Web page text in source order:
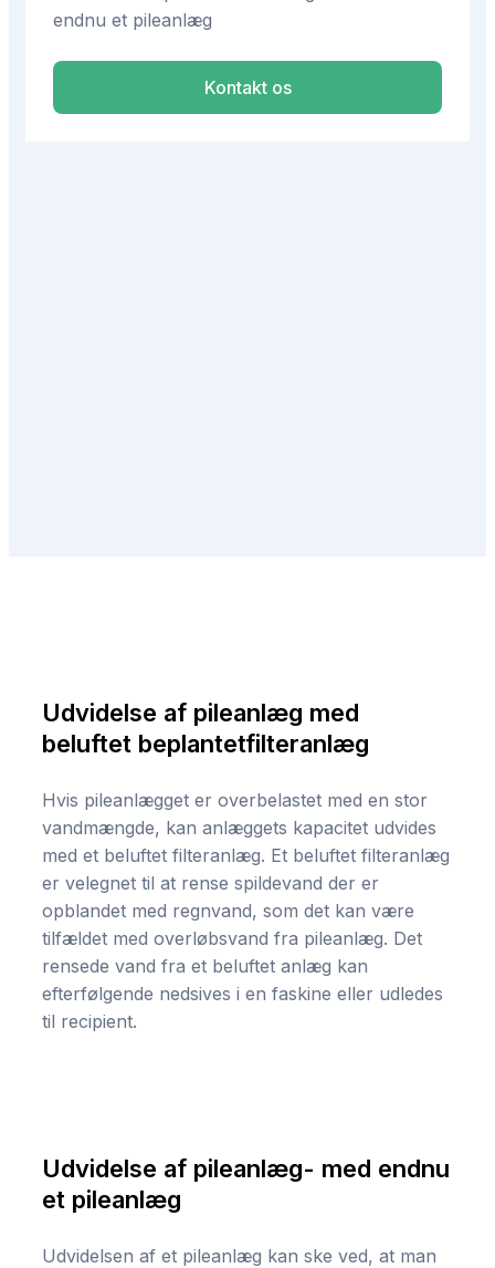
endnu et pileanlæg
Kontakt os
Udvidelse af pileanlæg med
beluftet beplantetfilteranlæg
Hvis pileanlægget er overbelastet med en stor
vandmængde, kan anlæggets kapacitet udvides
med et beluftet filteranlæg. Et beluftet filteranlæg
er velegnet til at rense spildevand der er
opblandet med regnvand, som det kan være
tilfældet med overløbsvand fra pileanlæg. Det
rensede vand fra et beluftet anlæg kan
efterfølgende nedsives i en faskine eller udledes
til recipient.
Udvidelse af pileanlæg- med endnu
et pileanlæg
Udvidelsen af et pileanlæg kan ske ved, at man